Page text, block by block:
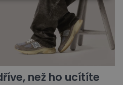
než ho ucítíte